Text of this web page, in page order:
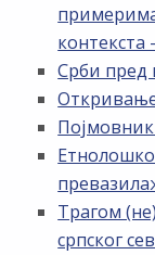
контекста
Срби пред
Откривање
Појмовник
Трагом
српског